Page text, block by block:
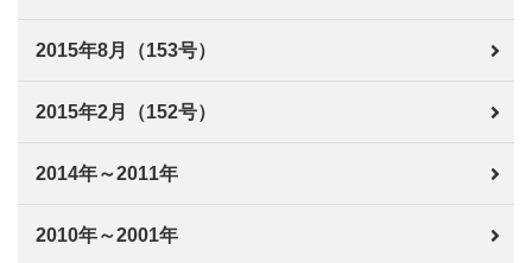
2015年8月（153号）
2015年2月（152号）
2014年～2011年
2010年～2001年